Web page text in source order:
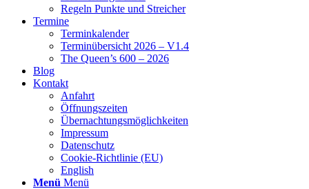
Regeln Punkte und Streicher
Termine
Terminkalender
Terminübersicht 2026 – V1.4
The Queen’s 600 – 2026
Blog
Kontakt
Anfahrt
Öffnungszeiten
Übernachtungsmöglichkeiten
Impressum
Datenschutz
Cookie-Richtlinie (EU)
English
Menü Menü